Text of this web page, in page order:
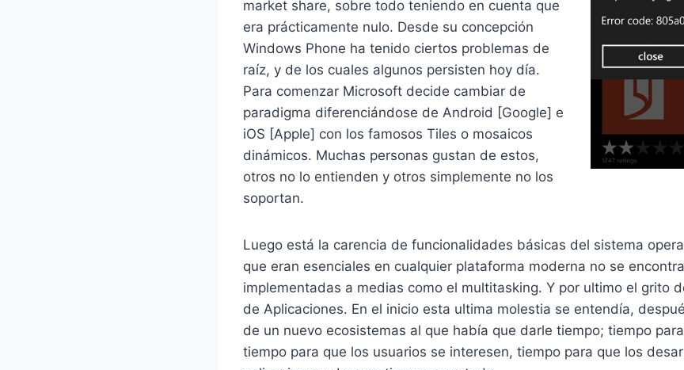
market share, sobre todo teniendo en cuenta que
era prácticamente nulo. Desde su concepción
Windows Phone ha tenido ciertos problemas de
raíz, y de los cuales algunos persisten hoy día.
Para comenzar Microsoft decide cambiar de
paradigma diferenciándose de Android [Google] e
iOS [Apple] con los famosos Tiles o mosaicos
dinámicos. Muchas personas gustan de estos,
otros no lo entienden y otros simplemente no los
soportan.
Luego está la carencia de funcionalidades básicas del sistema
que eran esenciales en cualquier plataforma moderna no se
implementadas a medias como el multitasking. Y por ultimo el grito
de Aplicaciones. En el inicio esta ultima molestia se entendía,
de un nuevo ecosistemas al que había que darle tiempo; tiempo
tiempo para que los usuarios se interesen, tiempo para que los